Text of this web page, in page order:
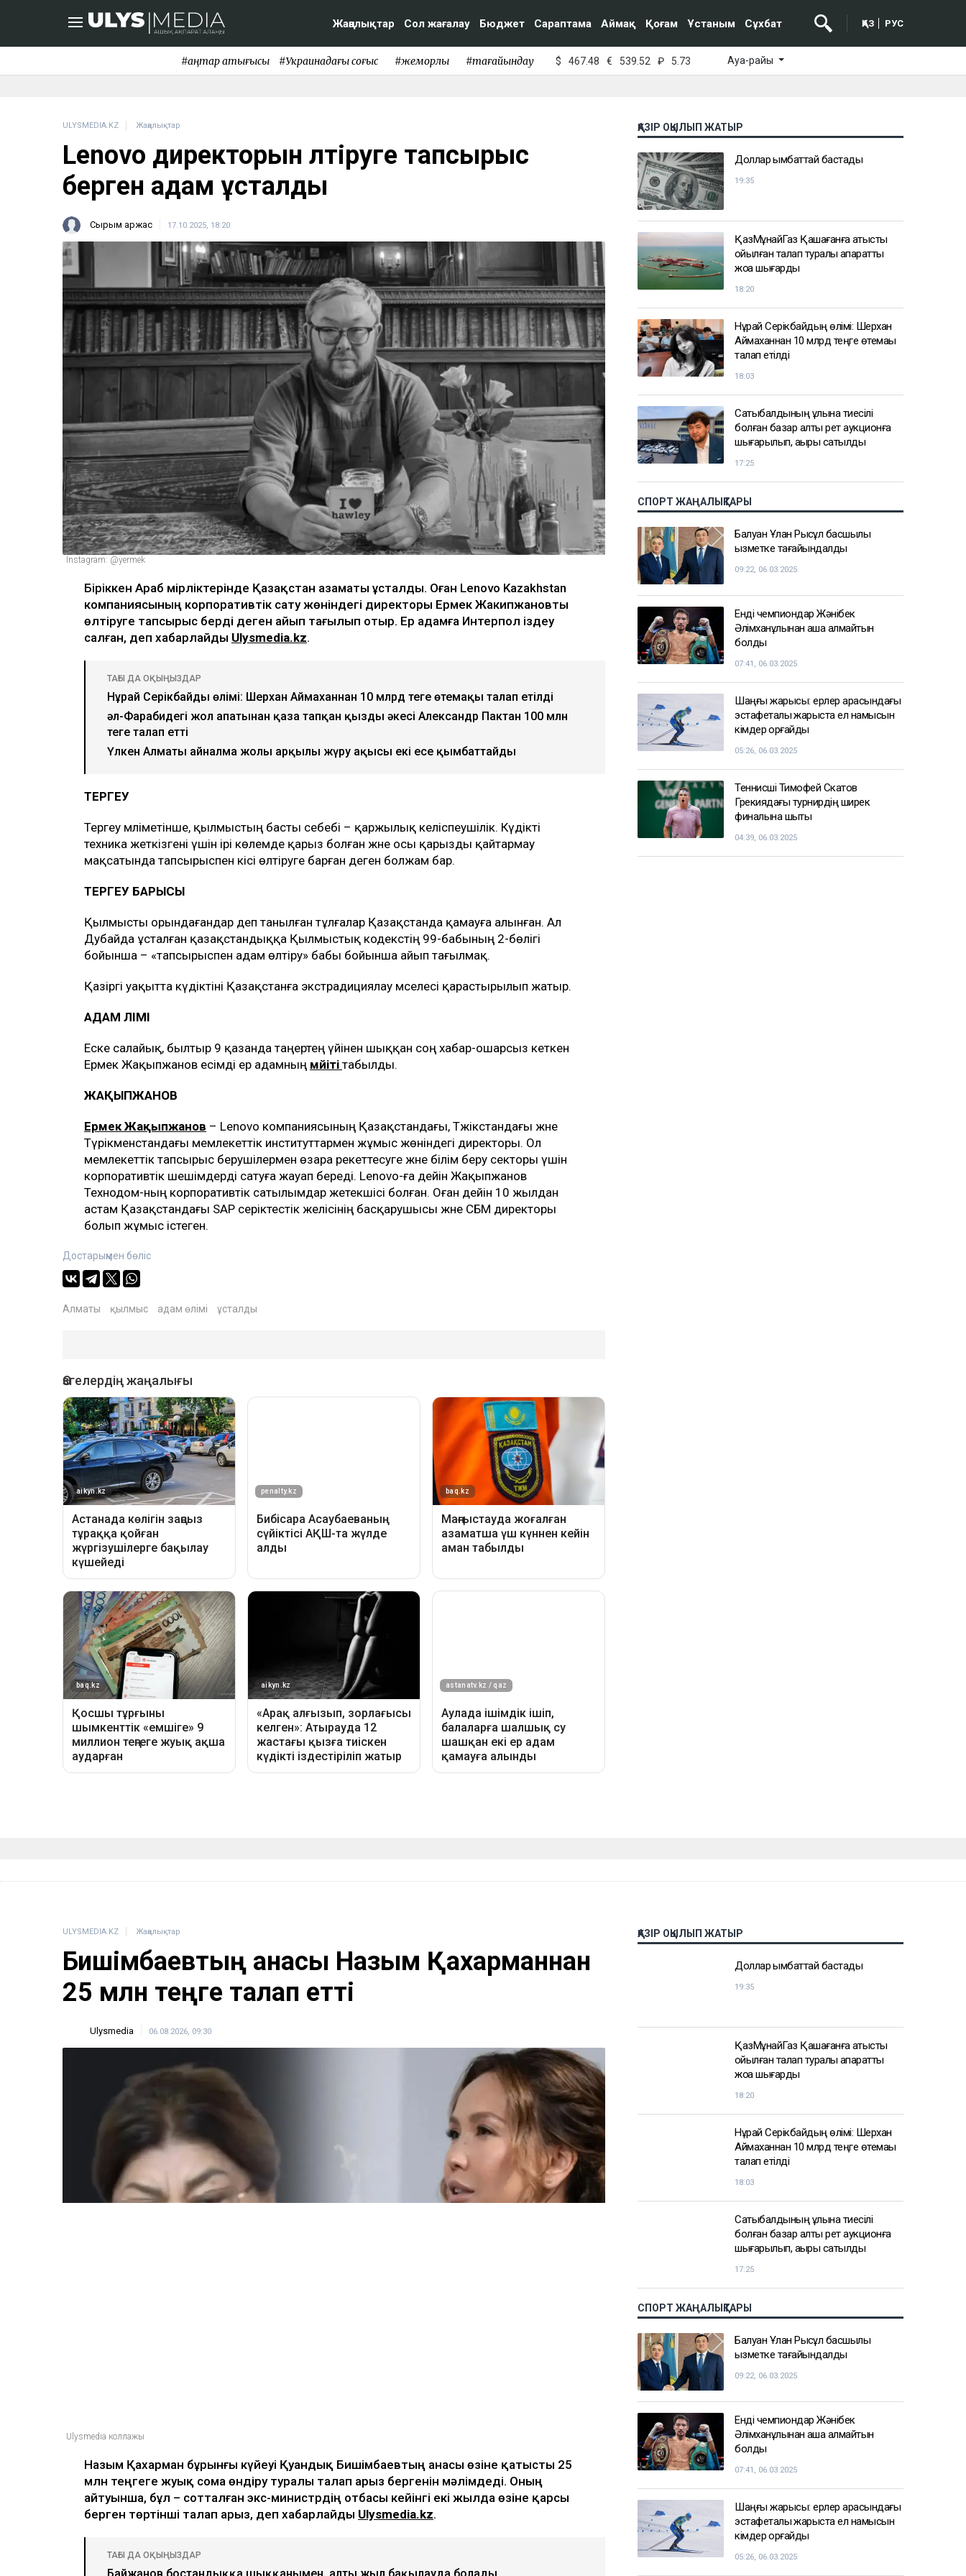
Жаңалықтар Сол жағалау Бюджет Сараптама Аймақ Қоғам Ұстаным Сұхбат ҚАЗ РУС
#қаңтар қақтығысы #Украинадағы соғыс #жемқорлық #тағайындау $ 467.48 € 539.52 ₽ 5.73 Ауа-райы
ULYSMEDIA.KZ Жаңалықтар
Lenovo директорын өлтіруге тапсырыс
берген адам ұсталды
Сырым Қаржас 17.10.2025, 18:20
Instagram: @yermek
Біріккен Араб Әмірліктерінде Қазақстан азаматы ұсталды. Оған Lenovo Kazakhstan
компаниясының корпоративтік сату жөніндегі директоры Ермек Жакипжановты
өлтіруге тапсырыс берді деген айып тағылып отыр. Ер адамға Интерпол іздеу
салған, деп хабарлайды Ulysmedia.kz.
ТАҒЫ ДА ОҚЫҢЫЗДАР
Нұрай Серікбайдың өлімі: Шерхан Аймаханнан 10 млрд теңге өтемақы талап етілді
әл-Фарабидегі жол апатынан қаза тапқан қыздың әкесі Александр Пактан 100 млн
теңге талап етті
Үлкен Алматы айналма жолы арқылы жүру ақысы екі есе қымбаттайды
ТЕРГЕУ
Тергеу мәліметінше, қылмыстың басты себебі – қаржылық келіспеушілік. Күдікті
техника жеткізгені үшін ірі көлемде қарыз болған және осы қарызды қайтармау
мақсатында тапсырыспен кісі өлтіруге барған деген болжам бар.
ТЕРГЕУ БАРЫСЫ
Қылмысты орындағандар деп танылған тұлғалар Қазақстанда қамауға алынған. Ал
Дубайда ұсталған қазақстандыққа Қылмыстық кодекстің 99-бабының 2-бөлігі
бойынша – «тапсырыспен адам өлтіру» бабы бойынша айып тағылмақ.
Қазіргі уақытта күдіктіні Қазақстанға экстрадициялау мәселесі қарастырылып жатыр.
АДАМ ӨЛІМІ
Еске салайық, былтыр 9 қазанда таңертең үйінен шыққан соң хабар-ошарсыз кеткен
Ермек Жақыпжанов есімді ер адамның мәйіті табылды.
ЖАҚЫПЖАНОВ
Ермек Жақыпжанов – Lenovo компаниясының Қазақстандағы, Тәжікстандағы және
Түрікменстандағы мемлекеттік институттармен жұмыс жөніндегі директоры. Ол
мемлекеттік тапсырыс берушілермен өзара әрекеттесуге және білім беру секторы үшін
корпоративтік шешімдерді сатуға жауап береді. Lenovo-ға дейін Жақыпжанов
Технодом-ның корпоративтік сатылымдар жетекшісі болған. Оған дейін 10 жылдан
астам Қазақстандағы SAP серіктестік желісінің басқарушысы және СБМ директоры
болып жұмыс істеген.
Достарыңмен бөліс
Алматы қылмыс адам өлімі ұсталды
ҚАЗІР ОҚЫЛЫП ЖАТЫР
Доллар қымбаттай бастады
19:35
ҚазМұнайГаз Қашағанға қатысты
қойылған талап туралы ақпаратты
жоққа шығарды
18:20
Нұрай Серікбайдың өлімі: Шерхан
Аймаханнан 10 млрд теңге өтемақы
талап етілді
18:03
Сатыбалдының ұлына тиесілі
болған базар алты рет аукционға
шығарылып, ақыры сатылды
17:25
СПОРТ ЖАҢАЛЫҚТАРЫ
Балуан Ұлан Рысқұл басшылық
қызметке тағайындалды
09:22, 06.03.2025
Енді чемпиондар Жәнібек
Әлімханұлынан қаша алмайтын
болды
07:41, 06.03.2025
Шаңғы жарысы: ерлер арасындағы
эстафеталық жарыста ел намысын
кімдер қорғайды
05:26, 06.03.2025
Теннисші Тимофей Скатов
Грекиядағы турнирдің ширек
финалына шықты
04:39, 06.03.2025
ULYSMEDIA.KZ Жаңалықтар
Бишімбаевтың анасы Назым Қахарманнан
25 млн теңге талап етті
Ulysmedia 06.08.2026, 09:30
Ulysmedia коллажы
Назым Қахарман бұрынғы күйеуі Қуандық Бишімбаевтың анасы өзіне қатысты 25
млн теңгеге жуық сома өндіру туралы талап арыз бергенін мәлімдеді. Оның
айтуынша, бұл – сотталған экс-министрдің отбасы кейінгі екі жылда өзіне қарсы
берген төртінші талап арыз, деп хабарлайды Ulysmedia.kz.
ТАҒЫ ДА ОҚЫҢЫЗДАР
ҚАЗІР ОҚЫЛЫП ЖАТЫР
Доллар қымбаттай бастады
19:35
ҚазМұнайГаз Қашағанға қатысты
қойылған талап туралы ақпаратты
жоққа шығарды
18:20
Нұрай Серікбайдың өлімі: Шерхан
Аймаханнан 10 млрд теңге өтемақы
талап етілді
18:03
Сатыбалдының ұлына тиесілі
болған базар алты рет аукционға
шығарылып, ақыры сатылды
17:25
СПОРТ ЖАҢАЛЫҚТАРЫ
Балуан Ұлан Рысқұл басшылық
қызметке тағайындалды
09:22, 06.03.2025
Енді чемпиондар Жәнібек
Әлімханұлынан қаша алмайтын
болды
07:41, 06.03.2025
Шаңғы жарысы: ерлер арасындағы
эстафеталық жарыста ел намысын
кімдер қорғайды
05:26, 06.03.2025